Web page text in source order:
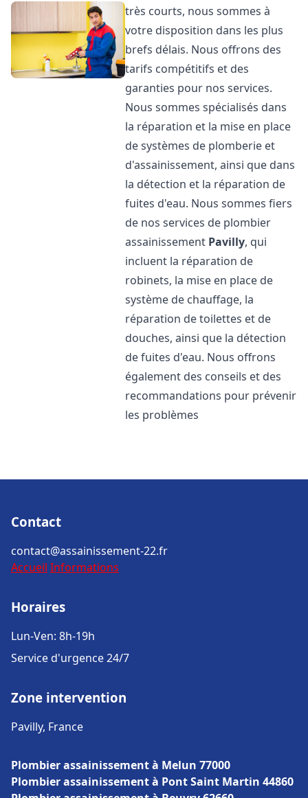
très courts, nous sommes à
votre disposition dans les plus
brefs délais. Nous offrons des
tarifs compétitifs et des
garanties pour nos services.
Nous sommes spécialisés dans
la réparation et la mise en place
de systèmes de plomberie et
d'assainissement, ainsi que dans
la détection et la réparation de
fuites d'eau. Nous sommes fiers
de nos services de plombier
assainissement Pavilly, qui
incluent la réparation de
robinets, la mise en place de
système de chauffage, la
réparation de toilettes et de
douches, ainsi que la détection
de fuites d'eau. Nous offrons
également des conseils et des
recommandations pour prévenir
les problèmes
Contact
contact@assainissement-22.fr
Accueil Informations
Horaires
Lun-Ven: 8h-19h
Service d'urgence 24/7
Zone intervention
Pavilly, France
Plombier assainissement à Melun 77000
Plombier assainissement à Pont Saint Martin 44860